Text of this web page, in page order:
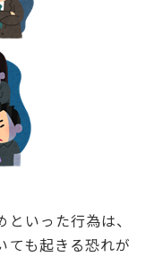
いった行為は、
ても起きる恐れが